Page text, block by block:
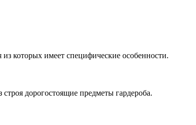
которых имеет специфические особенности.
дорогостоящие предметы гардероба.